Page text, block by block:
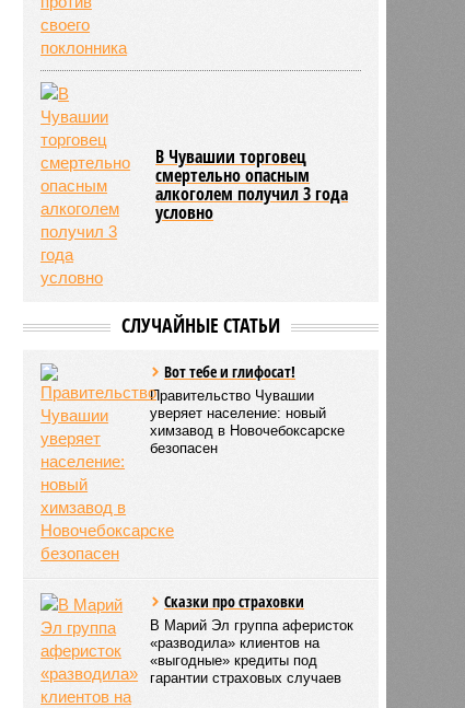
В Чувашии торговец
смертельно опасным
алкоголем получил 3 года
условно
СЛУЧАЙНЫЕ СТАТЬИ
Вот тебе и глифосат!
Правительство Чувашии
уверяет население: новый
химзавод в Новочебоксарске
безопасен
Сказки про страховки
В Марий Эл группа аферисток
«разводила» клиентов на
«выгодные» кредиты под
гарантии страховых случаев